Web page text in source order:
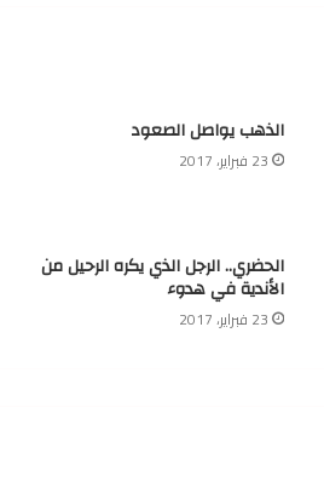
الذهب يواصل الصعود
23 فبراير، 2017
الحضري.. الرجل الذي يكره الرحيل من
الأندية في هدوء
23 فبراير، 2017